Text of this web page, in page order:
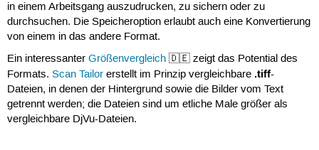
in einem Arbeitsgang auszudrucken, zu sichern oder zu
durchsuchen. Die Speicheroption erlaubt auch eine Konvertierung
von einem in das andere Format.
Ein interessanter Größenvergleich🇩🇪 zeigt das Potential des
Formats. Scan Tailorerstellt im Prinzip vergleichbare .tiff-
Dateien, in denen der Hintergrund sowie die Bilder vom Text
getrennt werden; die Dateien sind um etliche Male größer als
vergleichbare DjVu-Dateien.